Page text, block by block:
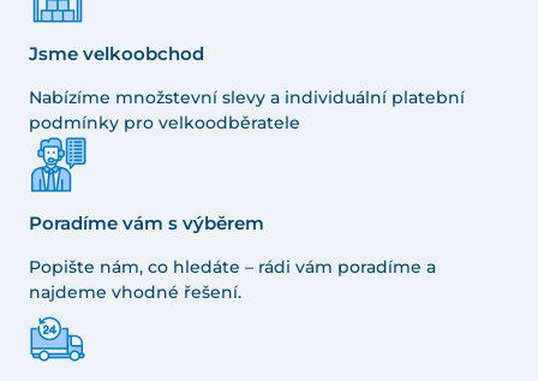
Jsme velkoobchod
Nabízíme množstevní slevy a individuální platební
podmínky pro velkoodběratele
Poradíme vám s výběrem
Popište nám, co hledáte – rádi vám poradíme a
najdeme vhodné řešení.